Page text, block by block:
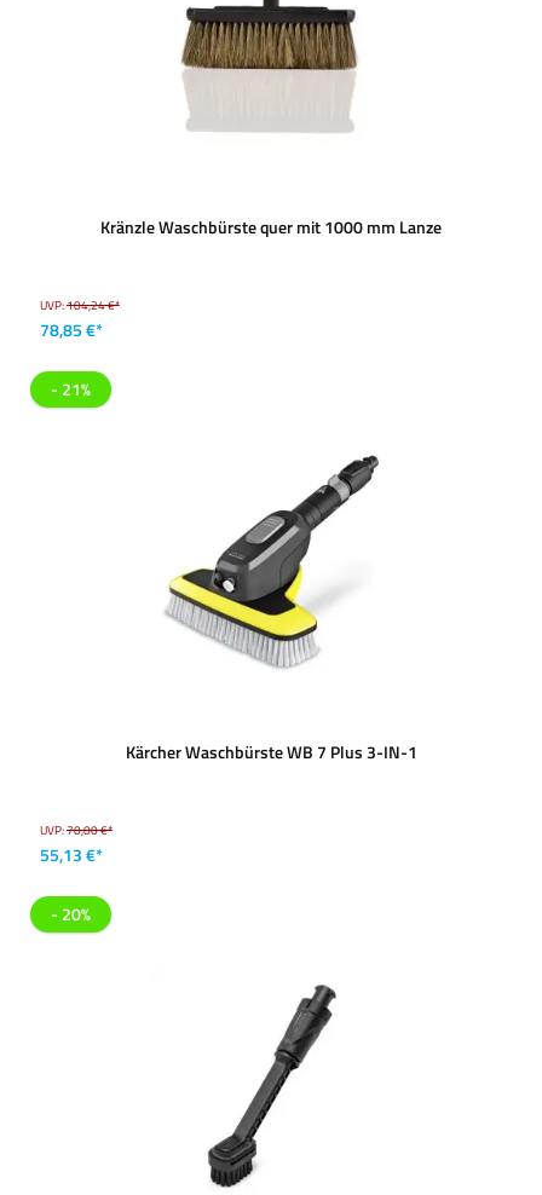
Kränzle Waschbürste quer mit 1000 mm Lanze
UVP:104,24 €*
78,85 €*
- 21%
Kärcher Waschbürste WB 7 Plus 3-IN-1
UVP:70,00 €*
55,13 €*
- 20%